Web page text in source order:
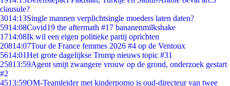
clausule?
3014:13Single mannen verplichtsingle moeders laten daten?
5914:08Covid19 the aftermath #17 bananenmilkshake
1714:08Ik wil een eigen politieke partij oprichten
20814:07Tour de France femmes 2026 #4 op de Ventoux
5614:01Het grote dagelijkse Trump nieuws topic #31
25813:59Agent smijt zwangere vrouw op de grond, onderzoek gestart
#2
4513:59OM-Teamleider met kinderporno is oud-directeur van twee